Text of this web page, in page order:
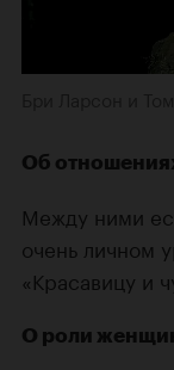
Об
Между ними
очень личном
«Красавицу и
О роли